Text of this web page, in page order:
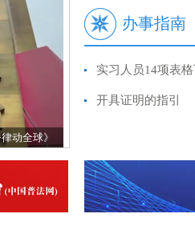
动全球》
办事指南
实习人员14项表
开具证明的指引